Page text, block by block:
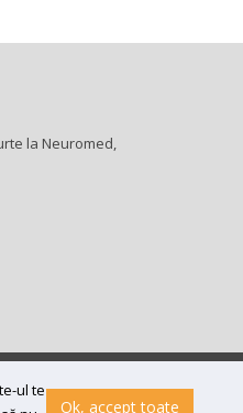
ul te
Ok, accept toate
la Neuromed,